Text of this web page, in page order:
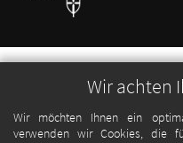
Wir achten
Wir möchten Ihnen ein
verwenden wir Cookies, die